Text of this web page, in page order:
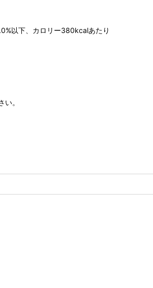
以下、カロリー380kcalあたり
。